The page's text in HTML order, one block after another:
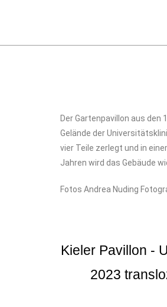
Der Gartenpavillon aus
Gelände der
vier Teile zerlegt und in
Jahren wird das Gebäude
Fotos Andrea Nuding
Kieler Pavillon -
2023